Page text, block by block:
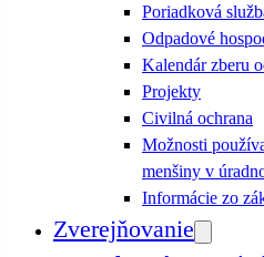
Poriadková
Odpadové
Kalendár zberu
Projekty
Civilná ochrana
Možnosti
menšiny v
Informácie zo
Zverejňovanie